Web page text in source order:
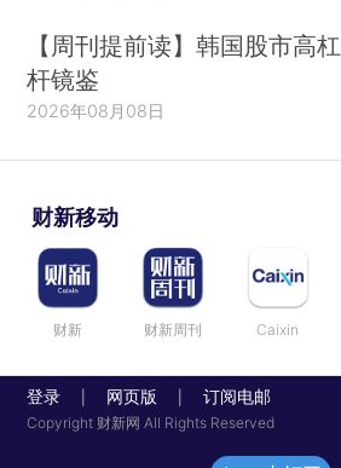
【周刊提前读】韩国股市高杠
杆镜鉴
2026年08月08日
财新移动
财新 财新周刊 Caixin
登录 网页版 订阅电邮
Copyright 财新网 All Rights Reserved